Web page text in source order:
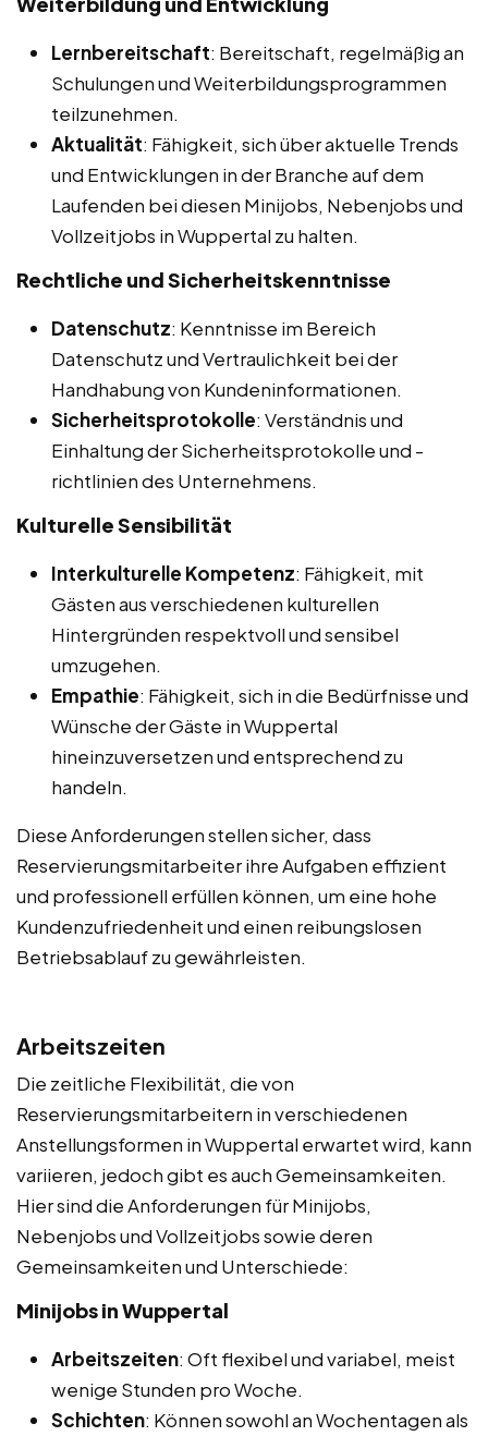
Lernbereitschaft: Bereitschaft, regelmäßig an
Schulungen und Weiterbildungsprogrammen
teilzunehmen.
Aktualität: Fähigkeit, sich über aktuelle Trends
und Entwicklungen in der Branche auf dem
Laufenden bei diesen Minijobs, Nebenjobs und
Vollzeitjobs in Wuppertal zu halten.
Rechtliche und Sicherheitskenntnisse
Datenschutz: Kenntnisse im Bereich
Datenschutz und Vertraulichkeit bei der
Handhabung von Kundeninformationen.
Sicherheitsprotokolle: Verständnis und
Einhaltung der Sicherheitsprotokolle und -
richtlinien des Unternehmens.
Kulturelle Sensibilität
Interkulturelle Kompetenz: Fähigkeit, mit
Gästen aus verschiedenen kulturellen
Hintergründen respektvoll und sensibel
umzugehen.
Empathie: Fähigkeit, sich in die Bedürfnisse und
Wünsche der Gäste in Wuppertal
hineinzuversetzen und entsprechend zu
handeln.
Diese Anforderungen stellen sicher, dass
Reservierungsmitarbeiter ihre Aufgaben effizient
und professionell erfüllen können, um eine hohe
Kundenzufriedenheit und einen reibungslosen
Betriebsablauf zu gewährleisten.
Arbeitszeiten
Die zeitliche Flexibilität, die von
Reservierungsmitarbeitern in verschiedenen
Anstellungsformen in Wuppertal erwartet wird, kann
variieren, jedoch gibt es auch Gemeinsamkeiten.
Hier sind die Anforderungen für Minijobs,
Nebenjobs und Vollzeitjobs sowie deren
Gemeinsamkeiten und Unterschiede:
Minijobs in Wuppertal
Arbeitszeiten: Oft flexibel und variabel, meist
wenige Stunden pro Woche.
Schichten: Können sowohl an Wochentagen als